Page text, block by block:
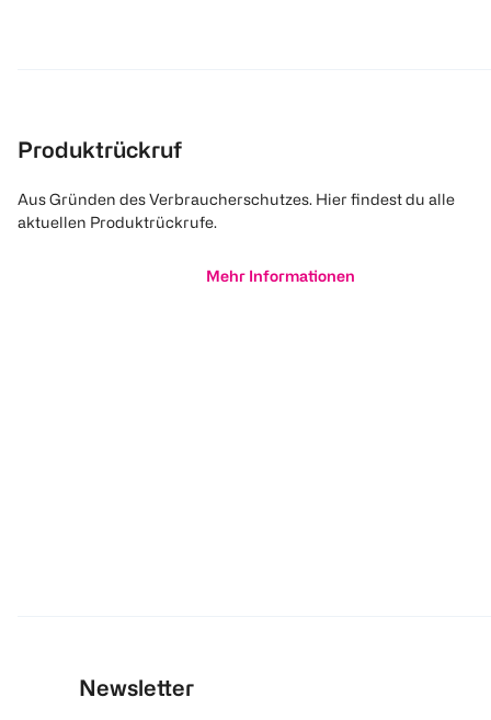
Produktrückruf
Aus Gründen des Verbraucherschutzes. Hier findest du alle
aktuellen Produktrückrufe.
Mehr Informationen
Newsletter